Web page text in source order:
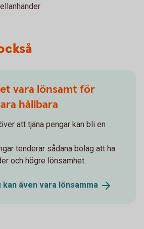
vara lönsamt för
hållbara
att tjäna pengar kan bli en
tenderar sådana bolag att ha
och högre lönsamhet.
även vara lönsamma